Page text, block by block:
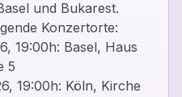
und Bukarest.
Konzertorte:
19:00h: Basel, Haus
5
19:00h: Köln, Kirche